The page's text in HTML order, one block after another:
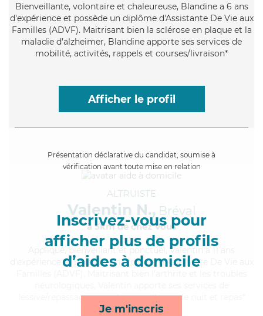
Bienveillante, volontaire et chaleureuse, Blandine a 6 ans
d'expérience et possède un diplôme d'Assistante De Vie aux
Familles (ADVF). Maitrisant bien la sclérose en plaque et la
maladie d'alzheimer, Blandine apporte ses services de
mobilité, activités, rappels et courses/livraison*
Afficher le profil
Présentation déclarative du candidat, soumise à
vérification avant toute mise en relation
Inscrivez-vous pour
afficher plus de profils
d’aides à domicile
Je m'inscris
ALTRUISTE
Valentin N., Bréval
à 5km de chez Vous
, bienveillant et ponctuel, Valentin a 11 ans
d'expérience et possède un diplôme d'Assistante De Vie aux
lessive/repassage, rappels, surveillance de nuit et repas*